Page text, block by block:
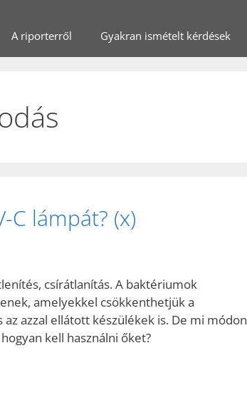
A riporterről Gyakran ismételt kérdések
C lámpát? (x)
csírátlanítás. A baktériumok
amelyekkel csökkenthetjük a
azzal ellátott készülékek is. De mi módon
kell használni őket?